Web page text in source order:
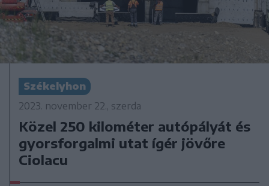
Székelyhon
2023. november 22., szerda
Közel 250 kilométer autópályát és
gyorsforgalmi utat ígér jövőre
Ciolacu